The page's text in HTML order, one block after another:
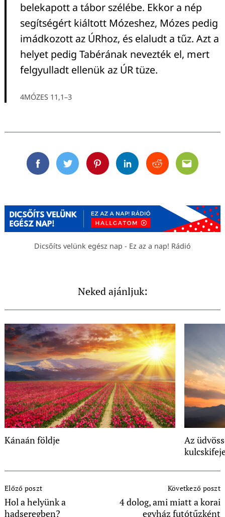
belekapott a tábor szélébe. Ekkor a nép
segítségért kiáltott Mózeshez, Mózes pedig
imádkozott az ÚRhoz, és elaludt a tűz. Azt a
helyet pedig Tabérának nevezték el, mert
felgyulladt ellenük az ÚR tüze.
4MÓZES 11,1–3
FacebookTwitterPinterestLinkedinRedditEmail
Dicsőíts velünk egész nap - Ez az a nap! Rádió
Neked ajánljuk:
Kánaán földje
Az
Navigation
Előző poszt
Hol a helyünk a
hadseregben?
Következő poszt
4 dolog, ami miatt a korai
egyház futótűzként